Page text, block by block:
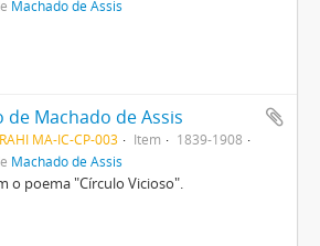
Machado de Assis
de Machado de Assis
MA-IC-CP-003 Item
1839-1908
Machado de Assis
o poema "Círculo Vicioso".